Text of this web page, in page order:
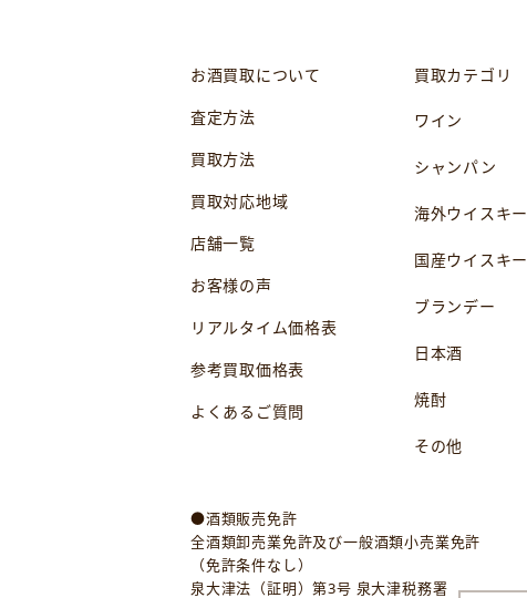
お酒買取について
査定方法
買取方法
買取対応地域
店舗一覧
お客様の声
リアルタイム価格表
参考買取価格表
よくあるご質問
買取カテゴリ
ワイン
シャンパン
海外ウイスキー
国産ウイスキー
ブランデー
日本酒
焼酎
その他
●酒類販売免許
全酒類卸売業免許及び一般酒類小売業免許
（免許条件なし）
泉大津法（証明）第3号 泉大津税務署